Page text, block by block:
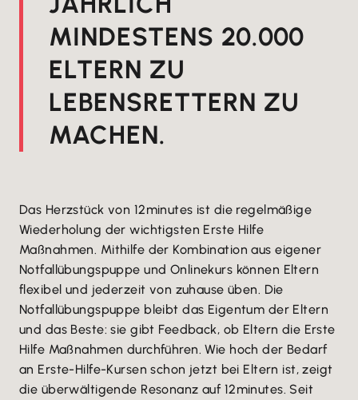
MINDESTENS 20.000
ELTERN ZU
LEBENSRETTERN ZU
MACHEN.
Das Herzstück von 12minutes ist die regelmäßige
Wiederholung der wichtigsten Erste Hilfe
Maßnahmen. Mithilfe der Kombination aus eigener
Notfallübungspuppe und Onlinekurs können Eltern
flexibel und jederzeit von zuhause üben. Die
Notfallübungspuppe bleibt das Eigentum der Eltern
und das Beste: sie gibt Feedback, ob Eltern die Erste
Hilfe Maßnahmen durchführen. Wie hoch der Bedarf
an Erste-Hilfe-Kursen schon jetzt bei Eltern ist, zeigt
die überwältigende Resonanz auf 12minutes. Seit